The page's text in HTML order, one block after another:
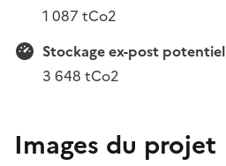
1 087 tCo2
Stockage ex-post potentiel
3 648 tCo2
Images du projet